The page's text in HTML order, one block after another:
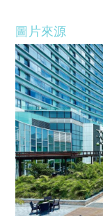
圖片來源